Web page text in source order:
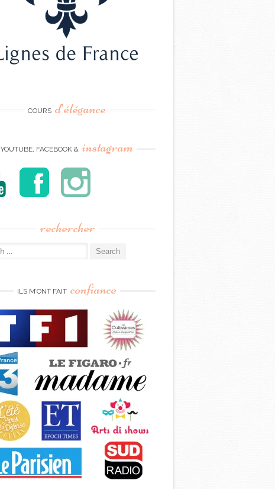
COURS d’élégance
YOUTUBE, FACEBOOK & instagram
rechercher
ILS M’ONT FAIT confiance